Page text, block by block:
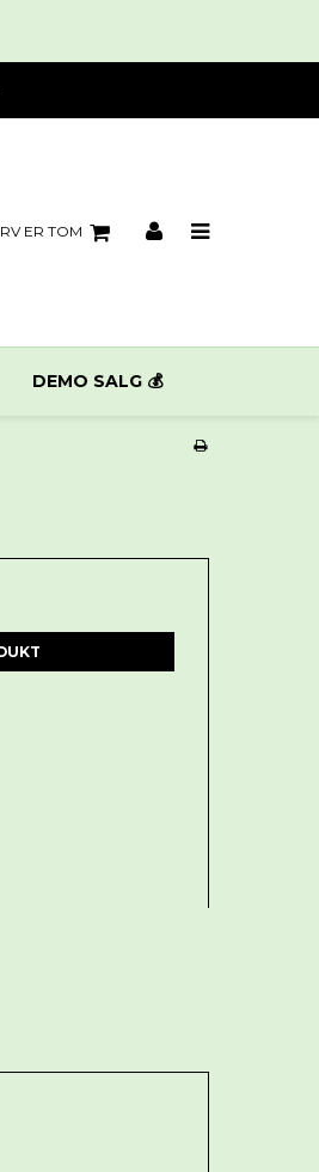
ER TOM
DEMO SALG 💰